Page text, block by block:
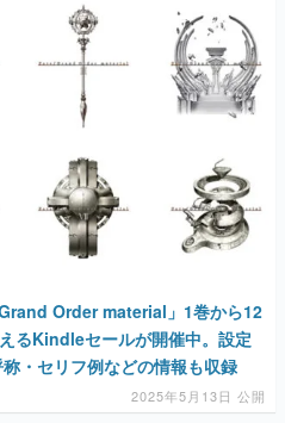
Order material」1巻から12
るKindleセールが開催中。設定
・セリフ例などの情報も収録
2025年5月13日 公開